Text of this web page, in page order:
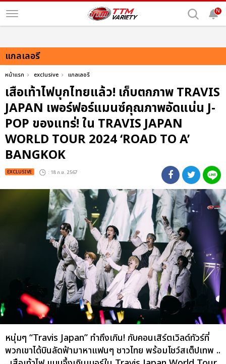
N
แกลเลอรี
หน้าแรก exclusive แกลเลอรี
เสือเท้าไฟบุกไทยแล้ว! เก็บตกภาพ TRAVIS
JAPAN เพอร์ฟอร์แมนซ์คุณภาพอัดแน่น J-
POP ของแทร่! ใน TRAVIS JAPAN
WORLD TOUR 2024 ‘ROAD TO A’
BANGKOK
EXCLUSIVE : 18 ก.ย. 2567
หนุ่มๆ “Travis Japan” ทำถึงเกิน! กับคอนเสิร์ตเวิลด์ทัวร์ที่
พวกเขาได้บินลัดฟ้ามาหาแฟนๆ ชาวไทย พร้อมโชว์สเต็ปเทพ ..